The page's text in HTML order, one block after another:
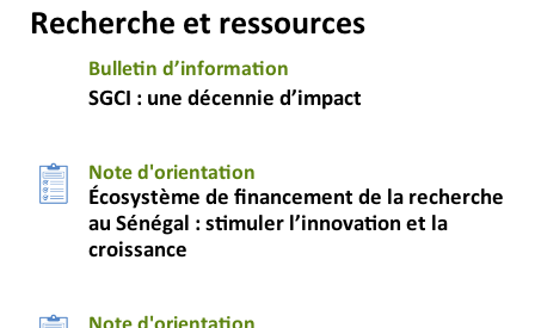
Recherche et ressources
Bulletin d’information
SGCI : une décennie d’impact
Note d'orientation
Écosystème de financement de la recherche
au Sénégal : stimuler l’innovation et la
croissance